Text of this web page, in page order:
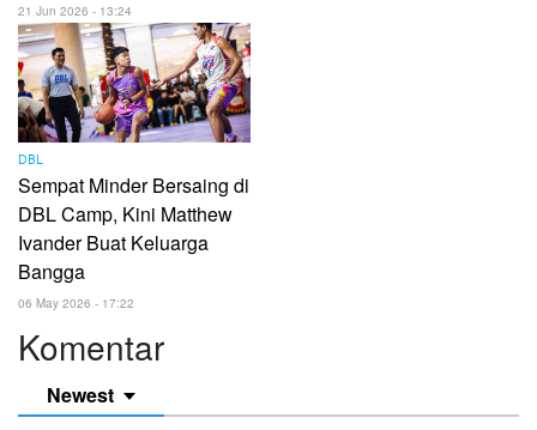
21 Jun 2026 - 13:24
DBL
Sempat Minder Bersaing di
DBL Camp, Kini Matthew
Ivander Buat Keluarga
Bangga
06 May 2026 - 17:22
Komentar
Newest